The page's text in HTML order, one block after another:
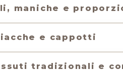
maniche e
e cappotti
tradizionali e